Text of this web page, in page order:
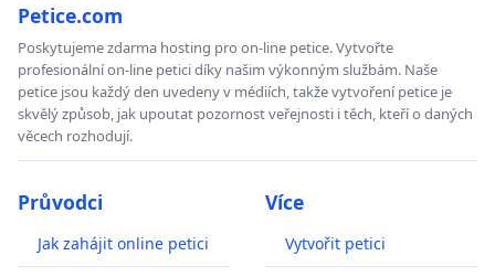
Petice.com
Poskytujeme zdarma hosting pro on-line petice. Vytvořte
profesionální on-line petici díky našim výkonným službám. Naše
petice jsou každý den uvedeny v médiích, takže vytvoření petice je
skvělý způsob, jak upoutat pozornost veřejnosti i těch, kteří o daných
věcech rozhodují.
Průvodci
Jak zahájit online petici
Více
Vytvořit petici